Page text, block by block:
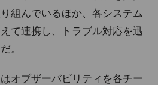
組んでいるほか、各システム
て連携し、トラブル対応を迅
。
オブザーバビリティを各チー